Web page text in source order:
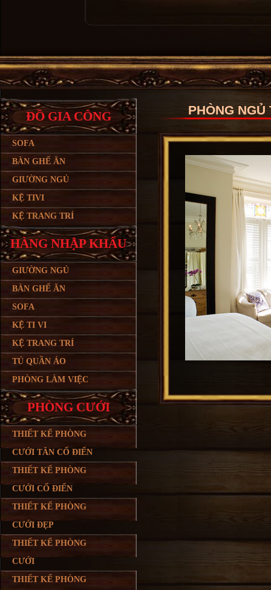
ĐỒ GIA CÔNG
SOFA
BÀN GHẾ ĂN
GIƯỜNG NGỦ
KỆ TIVI
KỆ TRANG TRÍ
HÀNG NHẬP KHẨU
GIƯỜNG NGỦ
BÀN GHẾ ĂN
SOFA
KỆ TI VI
KỆ TRANG TRÍ
TỦ QUẦN ÁO
PHÒNG LÀM VIỆC
PHÒNG CƯỚI
THIẾT KẾ PHÒNG
CƯỚI TÂN CỔ ĐIỂN
THIẾT KẾ PHÒNG
CƯỚI CỔ ĐIỂN
THIẾT KẾ PHÒNG
CƯỚI ĐẸP
THIẾT KẾ PHÒNG
CƯỚI
THIẾT KẾ PHÒNG
PHÒNG